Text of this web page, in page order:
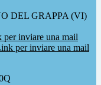
DEL GRAPPA (VI)
per inviare una mail
per inviare una mail